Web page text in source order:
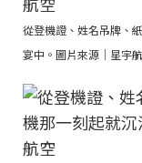
從登機證、姓名吊牌、
宴中。圖片來源｜星宇